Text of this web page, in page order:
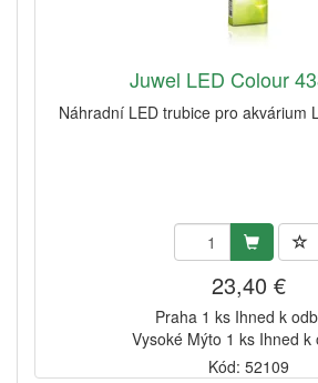
Juwel LED Colour
Náhradní LED trubice pro akvárium
23,40 €
Praha 1 ks Ihned k
Vysoké Mýto 1 ks Ihned k
Kód: 52109